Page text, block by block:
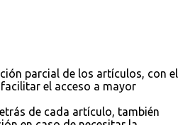
el alerta sobre el abogado detrás de la
parcial de los artículos, con el
el acceso a mayor
de cada artículo, también